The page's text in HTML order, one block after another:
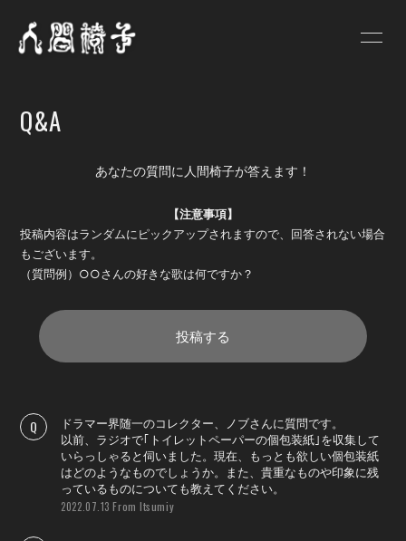
SCHEDULE
DISCOGRAPHY
BLOG
人間椅子画報
お問い合わせ
会員登録 ログイン
Q&A
あなたの質問に人間椅子が答えます！
【注意事項】
投稿内容はランダムにピックアップされますので、回答されない場合
もございます。
（質問例）○○さんの好きな歌は何ですか？
投稿する
ドラマー界随一のコレクター、ノブさんに質問です。
以前、ラジオで｢トイレットペーパーの個包装紙｣を収集して
いらっしゃると伺いました。現在、もっとも欲しい個包装紙
はどのようなものでしょうか。また、貴重なものや印象に残
っているものについても教えてください。
2022.07.13From Itsumiy